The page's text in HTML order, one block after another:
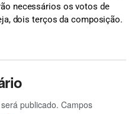
necessários os votos de
dois terços da composição.
publicado. Campos